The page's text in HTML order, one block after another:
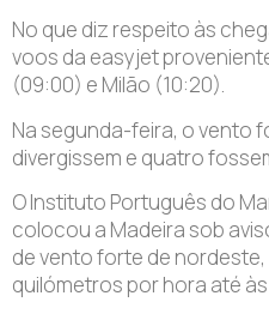
No que diz respeito às
voos da easyjet
(09:00) e Milão (10:20).
Na segunda-feira, o vento
divergissem e quatro
O Instituto Português do
colocou a Madeira sob
de vento forte de
quilómetros por hora até